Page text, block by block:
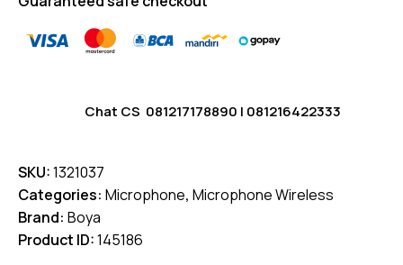
Chat CS 081217178890 | 081216422333
SKU:1321037
Categories: Microphone, Microphone Wireless
Brand: Boya
Product ID:145186